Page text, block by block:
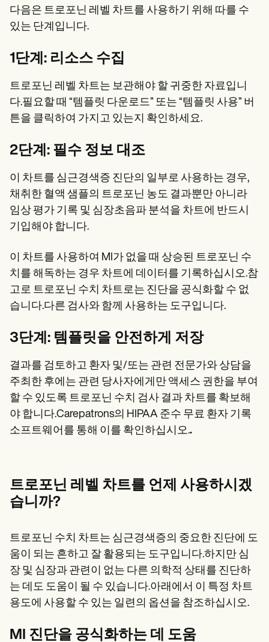
다음은 트로포닌 레벨 차트를 사용하기 위해 따를 수
있는 단계입니다.
1단계: 리소스 수집
트로포닌 레벨 차트는 보관해야 할 귀중한 자료입니
다.필요할 때 “템플릿 다운로드” 또는 “템플릿 사용” 버
튼을 클릭하여 가지고 있는지 확인하세요.
2단계: 필수 정보 대조
이 차트를 심근경색증 진단의 일부로 사용하는 경우,
채취한 혈액 샘플의 트로포닌 농도 결과뿐만 아니라
임상 평가 기록 및 심장초음파 분석을 차트에 반드시
기입해야 합니다.
이 차트를 사용하여 MI가 없을 때 상승된 트로포닌 수
치를 해독하는 경우 차트에 데이터를 기록하십시오.참
고로 트로포닌 수치 차트로는 진단을 공식화할 수 없
습니다.다른 검사와 함께 사용하는 도구입니다.
3단계: 템플릿을 안전하게 저장
결과를 검토하고 환자 및/또는 관련 전문가와 상담을
주최한 후에는 관련 당사자에게만 액세스 권한을 부여
할 수 있도록 트로포닌 수치 검사 결과 차트를 확보해
야 합니다.Carepatrons의 HIPAA 준수 무료 환자 기록
소프트웨어를 통해 이를 확인하십시오..
트로포닌 레벨 차트를 언제 사용하시겠
습니까?
트로포닌 수치 차트는 심근경색증의 중요한 진단에 도
움이 되는 흔하고 잘 활용되는 도구입니다.하지만 심
장 및 심장과 관련이 없는 다른 의학적 상태를 진단하
는 데도 도움이 될 수 있습니다.아래에서 이 특정 차트
용도에 사용할 수 있는 일련의 옵션을 참조하십시오.
MI 진단을 공식화하는 데 도움